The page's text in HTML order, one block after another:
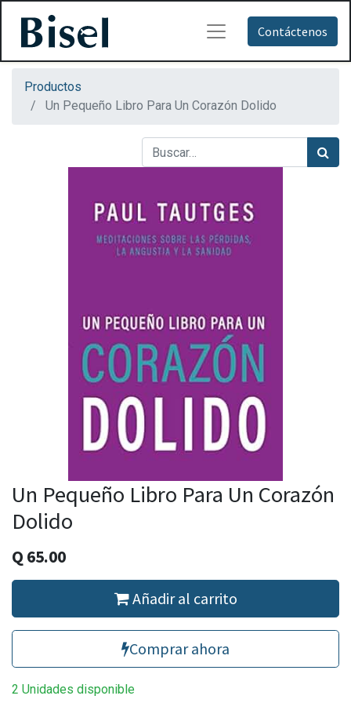
Contáctenos
Productos
Un Pequeño Libro Para Un Corazón Dolido
Un Pequeño Libro Para Un Corazón
Dolido
Q 65.00
Añadir al carrito
Comprar ahora
2 Unidades disponible